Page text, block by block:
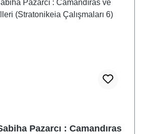
Pazarcı : Camandıras